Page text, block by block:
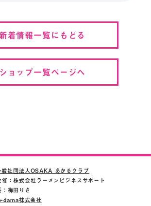
新着情報一覧にもどる
ショップ一覧ページへ
般社団法人OSAKA あかるクラブ
：株式会社ラーメンビジネスサポート
梅田りさ
dama株式会社